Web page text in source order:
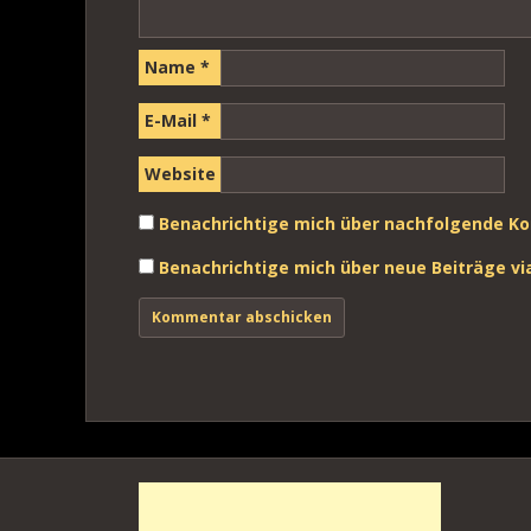
Name *
E-Mail *
Website
Benachrichtige mich über nachfolgende
Benachrichtige mich über neue Beiträge